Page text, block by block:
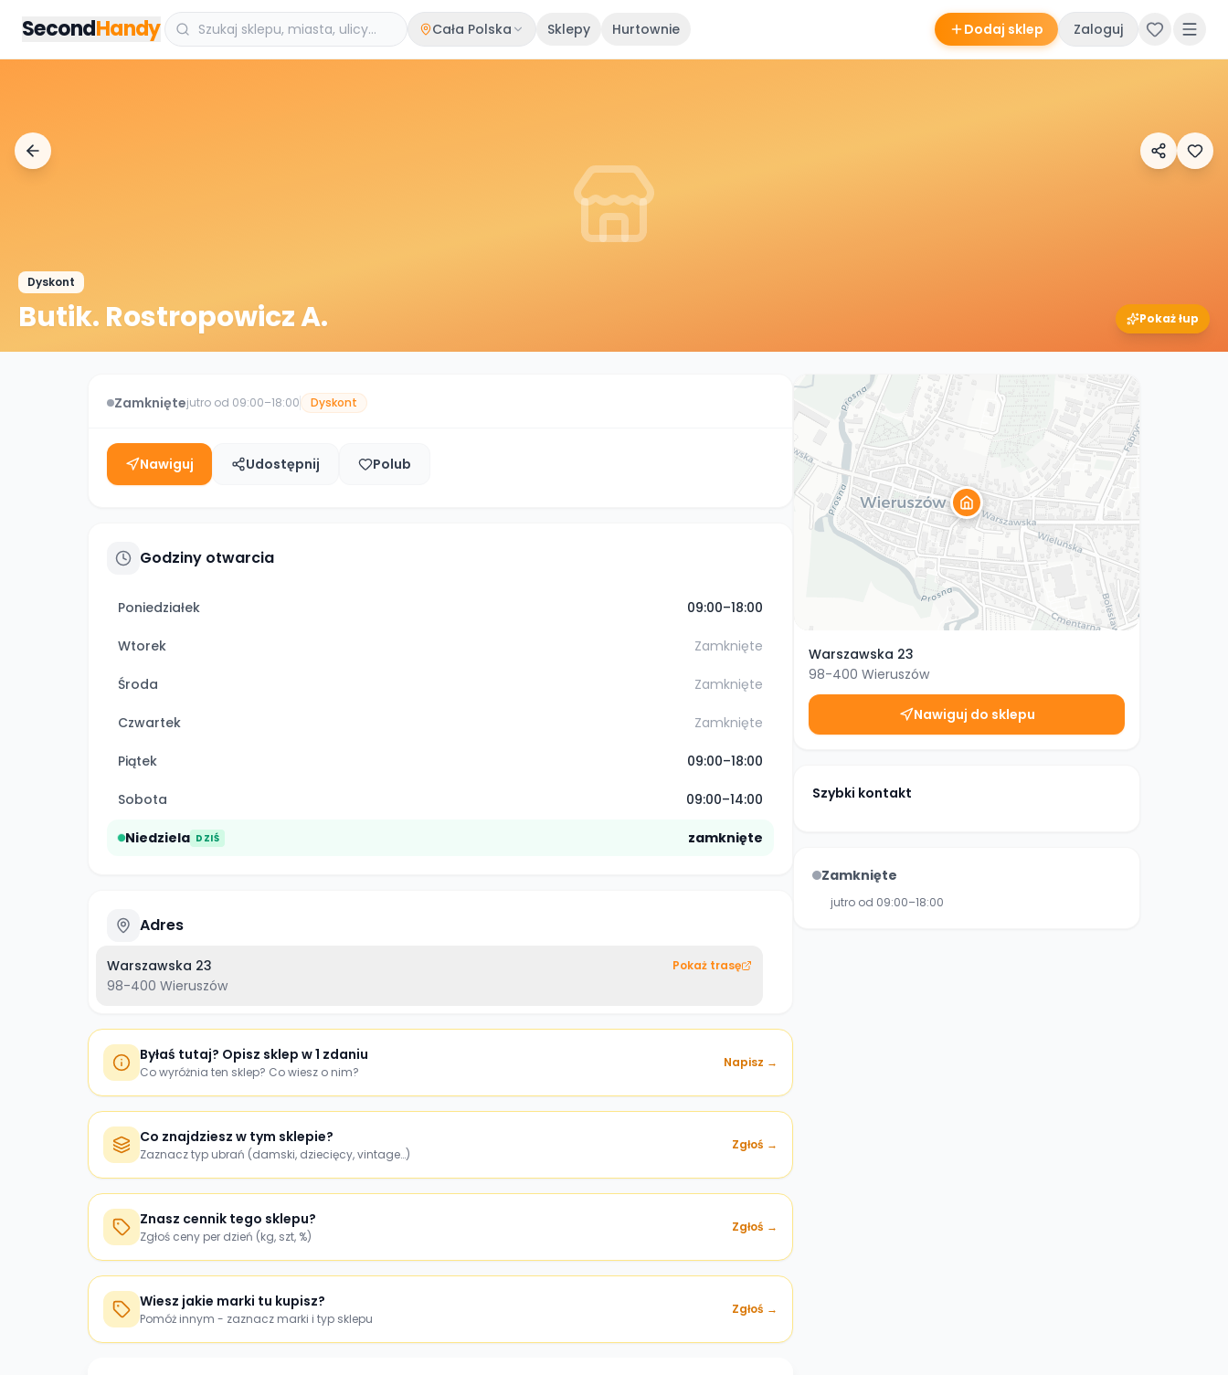
SecondHandy Cała Polska Sklepy Hurtownie Dodaj sklep Zaloguj
Dyskont
Butik. Rostropowicz A. Pokaż łup
Zamkniętejutro od 09:00–18:00 Dyskont
Nawiguj Udostępnij Polub
Godziny otwarcia
Poniedziałek 09:00–18:00
Wtorek Zamknięte
Środa Zamknięte
Czwartek Zamknięte
Piątek 09:00–18:00
Sobota 09:00–14:00
Niedziela DZIŚ zamknięte
Adres
Warszawska 23
98-400 Wieruszów
Pokaż trasę
Byłaś tutaj? Opisz sklep w 1 zdaniu
Co wyróżnia ten sklep? Co wiesz o nim?
Napisz →
Co znajdziesz w tym sklepie?
Zaznacz typ ubrań (damski, dziecięcy, vintage…)
Zgłoś →
Znasz cennik tego sklepu?
Zgłoś ceny per dzień (kg, szt, %)
Zgłoś →
Wiesz jakie marki tu kupisz?
Pomóż innym - zaznacz marki i typ sklepu
Zgłoś →
Warszawska 23
98-400 Wieruszów
Nawiguj do sklepu
Szybki kontakt
Zamknięte
jutro od 09:00–18:00